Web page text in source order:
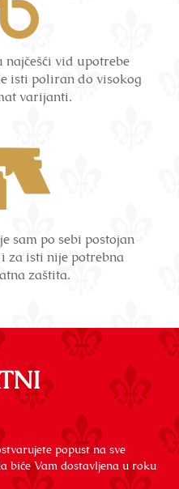
najčešći vid upotrebe
isti poliran do visokog
varijanti.
sam po sebi postojan
za isti nije potrebna
zaštita.
popust na sve
biće Vam dostavljena u roku